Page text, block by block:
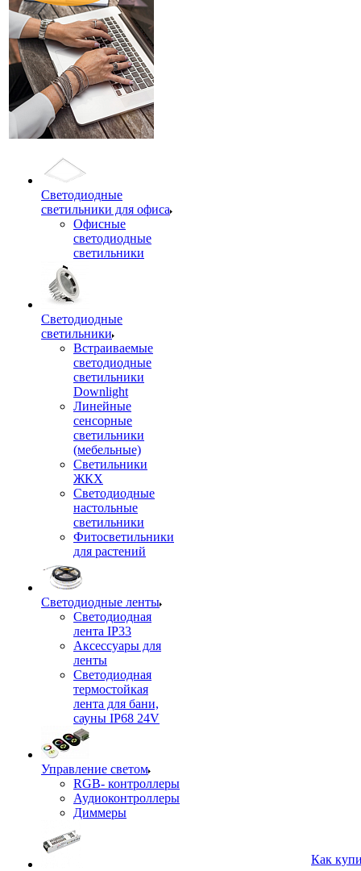
Светодиодные
светильники для офиса
Офисные
светодиодные
светильники
Светодиодные
светильники
Встраиваемые
светодиодные
светильники
Downlight
Линейные
сенсорные
светильники
(мебельные)
Светильники
ЖКХ
Светодиодные
настольные
светильники
Фитосветильники
для растений
Светодиодные ленты
Светодиодная
лента IP33
Аксессуары для
ленты
Светодиодная
термостойкая
лента для бани,
сауны IP68 24V
Управление светом
RGB- контроллеры
Аудиоконтроллеры
Диммеры
Как